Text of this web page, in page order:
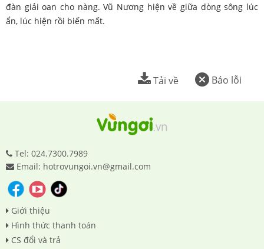
đàn giải oan cho nàng. Vũ Nương hiện về giữa dòng sông lúc
ẩn, lúc hiện rồi biến mất.
Báo lỗi
Tải về
Tel: 024.7300.7989
Email: hotrovungoi.vn@gmail.com
Giới thiệu
Hình thức thanh toán
CS đổi và trả